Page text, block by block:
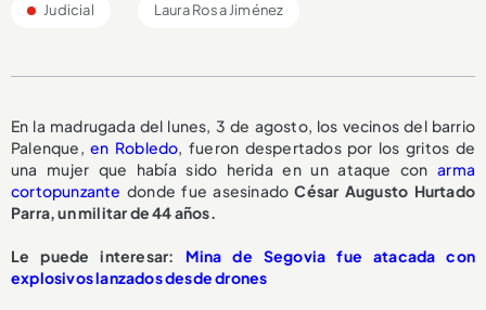
Judicial Laura Rosa Jiménez
En la madrugada del lunes, 3 de agosto, los vecinos del barrio
Palenque,en Robledo, fueron despertados por los gritos de
una mujer que había sido herida en un ataque conarma
cortopunzante donde fue asesinadoCésar Augusto Hurtado
Parra, un militar de 44 años.
Le puede interesar: Mina de Segovia fue atacada con
explosivos lanzados desde drones